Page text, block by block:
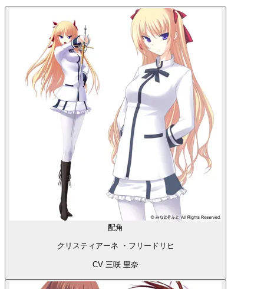
配角
クリスティアーネ ・フリードリヒ
CV 三咲 里奈